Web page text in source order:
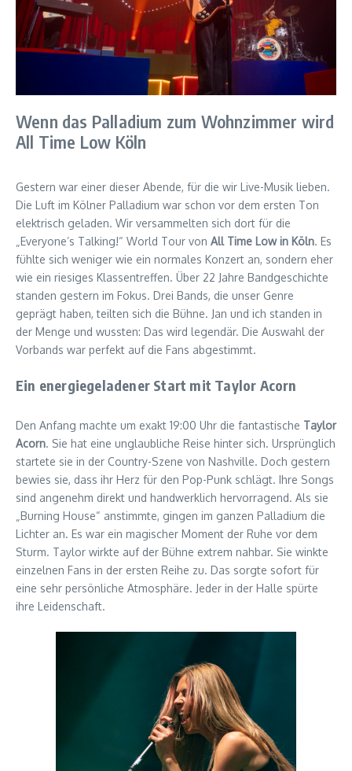
Wenn das Palladium zum Wohnzimmer wird
All Time Low Köln
Gestern war einer dieser Abende, für die wir Live-Musik lieben.
Die Luft im Kölner Palladium war schon vor dem ersten Ton
elektrisch geladen. Wir versammelten sich dort für die
„Everyone’s Talking!“ World Tour von All Time Low in Köln. Es
fühlte sich weniger wie ein normales Konzert an, sondern eher
wie ein riesiges Klassentreffen. Über 22 Jahre Bandgeschichte
standen gestern im Fokus. Drei Bands, die unser Genre
geprägt haben, teilten sich die Bühne. Jan und ich standen in
der Menge und wussten: Das wird legendär. Die Auswahl der
Vorbands war perfekt auf die Fans abgestimmt.
Ein energiegeladener Start mit Taylor Acorn
Den Anfang machte um exakt 19:00 Uhr die fantastische Taylor
Acorn. Sie hat eine unglaubliche Reise hinter sich. Ursprünglich
startete sie in der Country-Szene von Nashville. Doch gestern
bewies sie, dass ihr Herz für den Pop-Punk schlägt. Ihre Songs
sind angenehm direkt und handwerklich hervorragend. Als sie
„Burning House“ anstimmte, gingen im ganzen Palladium die
Lichter an. Es war ein magischer Moment der Ruhe vor dem
Sturm. Taylor wirkte auf der Bühne extrem nahbar. Sie winkte
einzelnen Fans in der ersten Reihe zu. Das sorgte sofort für
eine sehr persönliche Atmosphäre. Jeder in der Halle spürte
ihre Leidenschaft.